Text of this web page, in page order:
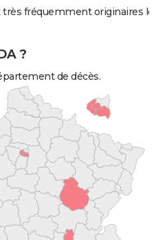
fréquemment originaires
?
de décès.